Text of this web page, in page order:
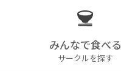
みんなで食べる
サークルを探す